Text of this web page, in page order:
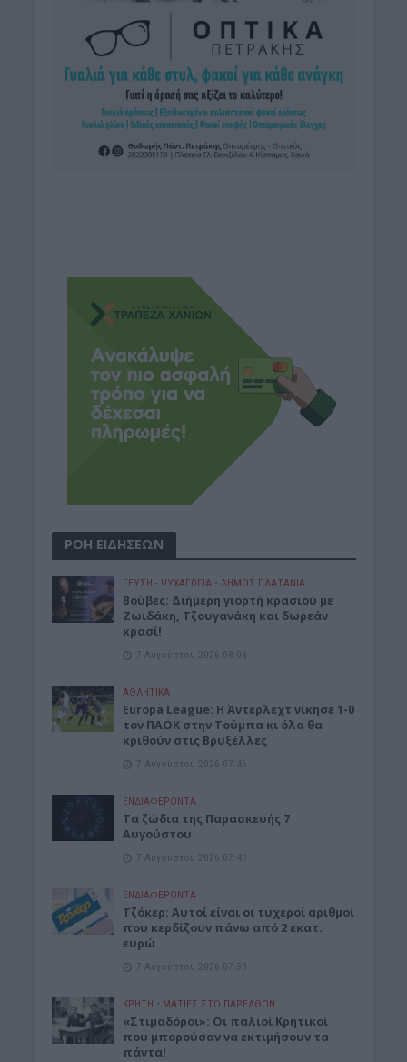
ΡΟΗ ΕΙΔΗΣΕΩΝ
ΓΕΎΣΗ - ΨΥΧΑΓΩΓΊΑ • ΔΉΜΟΣ ΠΛΑΤΑΝΙΆ
Βούβες: Διήμερη γιορτή κρασιού με
Ζωιδάκη, Τζουγανάκη και δωρεάν
κρασί!
7 Αυγούστου 2026 08:08
ΑΘΛΗΤΙΚΑ
Europa League: Η Άντερλεχτ νίκησε 1-0
τον ΠΑΟΚ στην Τούμπα κι όλα θα
κριθούν στις Βρυξέλλες
7 Αυγούστου 2026 07:46
ΕΝΔΙΑΦΕΡΟΝΤΑ
Tα ζώδια της Παρασκευής 7
Αυγούστου
7 Αυγούστου 2026 07:43
ΕΝΔΙΑΦΕΡΟΝΤΑ
Τζόκερ: Αυτοί είναι οι τυχεροί αριθμοί
που κερδίζουν πάνω από 2 εκατ.
ευρώ
7 Αυγούστου 2026 07:39
ΚΡΗΤΗ • ΜΑΤΙΕΣ ΣΤΟ ΠΑΡΕΛΘΟΝ
«Στιμαδόροι»: Οι παλιοί Κρητικοί
που μπορούσαν να εκτιμήσουν τα
πάντα!